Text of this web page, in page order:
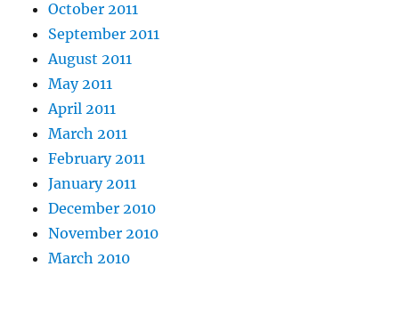
October 2011
September 2011
August 2011
May 2011
April 2011
March 2011
February 2011
January 2011
December 2010
November 2010
March 2010